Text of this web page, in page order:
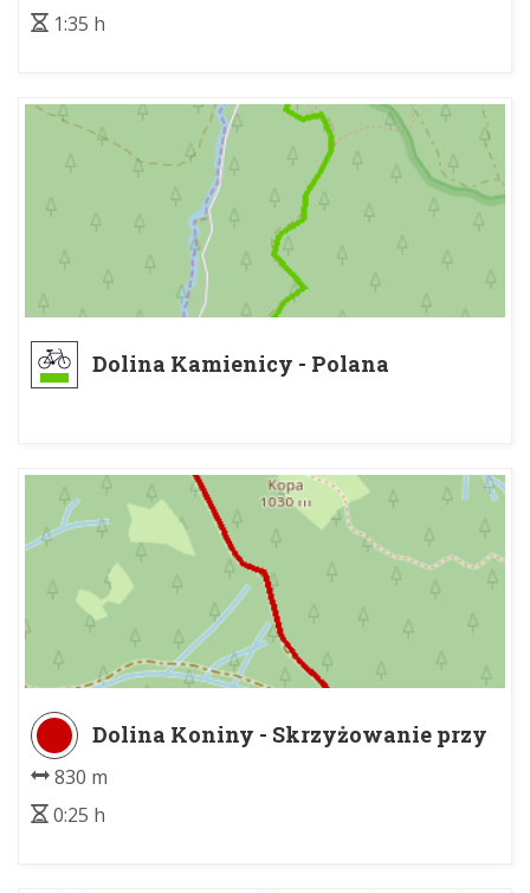
1:35 h
Dolina Kamienicy - Polana
Dolina Koniny - Skrzyżowanie przy
830 m
0:25 h